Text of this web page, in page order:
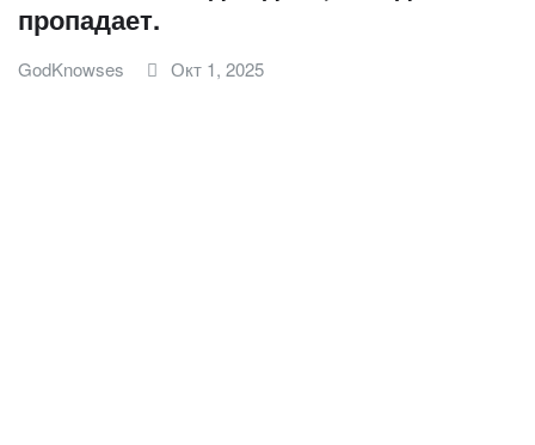
пропадает.
GodKnowses Окт 1, 2025